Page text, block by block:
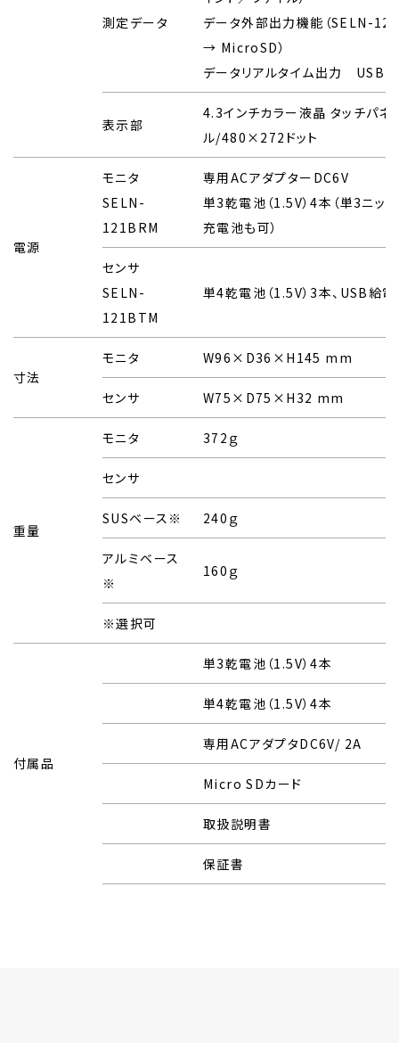
測定データ
データ外部出力機能（SELN-
→ MicroSD）
データリアルタイム出力 USB
表示部
4.3インチカラー液晶 タッチパネ
ル/480×272ドット
電源
モニタ
SELN-
121BRM
専用ACアダプターDC6V
単3乾電池（1.5V）4本（単3ニッ
充電池も可）
センサ
SELN-
121BTM
単4乾電池（1.5V）3本、USB給電
寸法
モニタ W96×D36×H145 mm
センサ W75×D75×H32 mm
重量
モニタ 372ｇ
センサ
SUSベース※ 240ｇ
アルミベース
※
160ｇ
※選択可
付属品
単3乾電池（1.5V）4本
単4乾電池（1.5V）4本
専用ACアダプタDC6V/ 2A
Micro SDカード
取扱説明書
保証書